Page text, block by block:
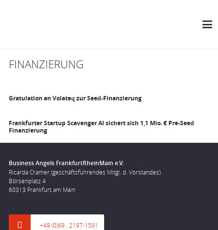
FINANZIERUNG
Gratulation an Volateq zur Seed-Finanzierung
Frankfurter Startup Scavenger AI sichert sich 1,1 Mio. € Pre-Seed
Finanzierung
Business Angels FrankfurtRheinMain e.V.
Ricarda Cramer (geschäftsführendes Mitgl. d. Vorstandes)
Börsenplatz 4
60313 Frankfurt am Main
+49 (0)69 . 2197-1591